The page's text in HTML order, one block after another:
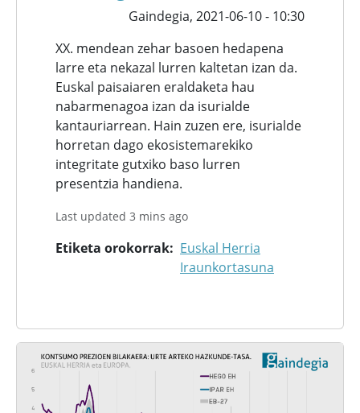
Gaindegia, 2021-06-10 - 10:30
XX. mendean zehar basoen hedapena
larre eta nekazal lurren kaltetan izan da.
Euskal paisaiaren eraldaketa hau
nabarmenagoa izan da isurialde
kantauriarrean. Hain zuzen ere, isurialde
horretan dago ekosistemarekiko
integritate gutxiko baso lurren
presentzia handiena.
Last updated 3 mins ago
Etiketa orokorrak
Euskal Herria
Iraunkortasuna